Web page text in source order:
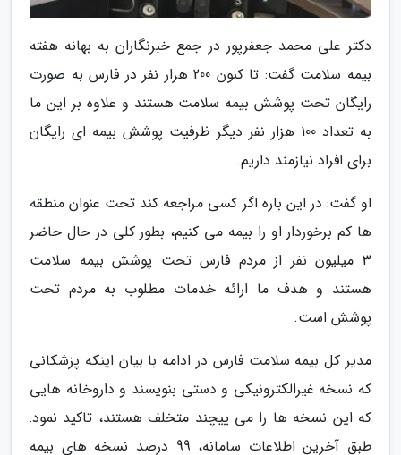
دکتر علی محمد جعفرپور در جمع خبرنگاران به بهانه هفته
بیمه سلامت گفت: تا کنون 200 هزار نفر در فارس به صورت
رایگان تحت پوشش بیمه سلامت هستند و علاوه بر این ما
به تعداد 100 هزار نفر دیگر ظرفیت پوشش بیمه ای رایگان
برای افراد نیازمند داریم.
او گفت: در این باره اگر کسی مراجعه کند تحت عنوان منطقه
ها کم برخوردار او را بیمه می کنیم، بطور کلی در حال حاضر
3 میلیون نفر از مردم فارس تحت پوشش بیمه سلامت
هستند و هدف ما ارائه خدمات مطلوب به مردم تحت
پوشش است.
مدیر کل بیمه سلامت فارس در ادامه با بیان اینکه پزشکانی
که نسخه غیرالکترونیکی و دستی بنویسند و داروخانه هایی
که این نسخه ها را می پیچند متخلف هستند، تاکید نمود:
طبق آخرین اطلاعات سامانه، 99 درصد نسخه های بیمه